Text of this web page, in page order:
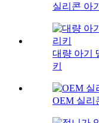
실리콘 아
대량 아기
키
OEM 실리